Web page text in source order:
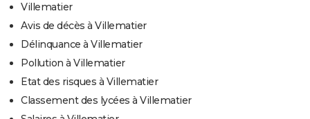
Villematier
Avis de décès à Villematier
Délinquance à Villematier
Pollution à Villematier
Etat des risques à Villematier
Classement des lycées à Villematier